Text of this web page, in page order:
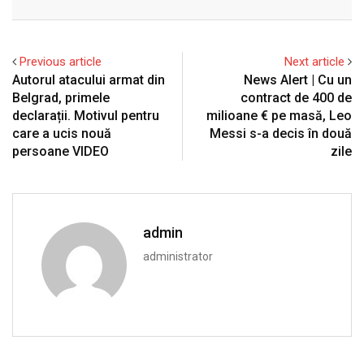
Previous article
Autorul atacului armat din
Belgrad, primele
declarații. Motivul pentru
care a ucis nouă
persoane VIDEO
Next article
News Alert | Cu un
contract de 400 de
milioane € pe masă, Leo
Messi s-a decis în două
zile
admin
administrator